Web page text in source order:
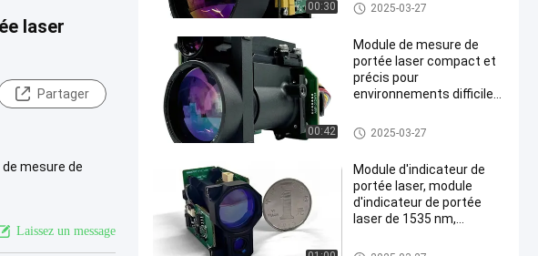
laser
Partager
mesure de
Laissez un message
00:30
Module de mesure de portée la
ser
2025-03-27
00:42
Module de mesure de
portée laser compact et
précis pour
environnements difficiles,
portée laser de 1535 nm,
réflectance diffuse ≥ 0.3,
véhicule (cible de 2,3 m ×
2,3 m) sur une distance ≥
6 km.
Module de mesure de portée la
ser
2025-03-27
Module d'indicateur de
portée laser, module
d'indicateur de portée
laser de 1535 nm,
continu, portée laser,
Module de mesure de portée la